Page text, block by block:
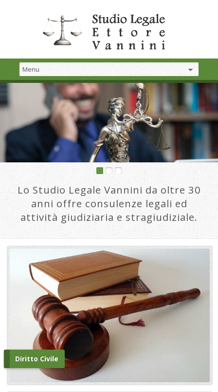
Lo Studio Legale Vannini da oltre 30
anni offre consulenze legali ed
attività giudiziaria e stragiudiziale.
Diritto Civile